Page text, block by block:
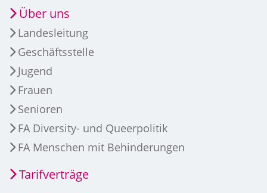
Über uns
Landesleitung
Geschäftsstelle
Jugend
Frauen
Senioren
FA Diversity- und Queerpolitik
FA Menschen mit Behinderungen
Tarifverträge